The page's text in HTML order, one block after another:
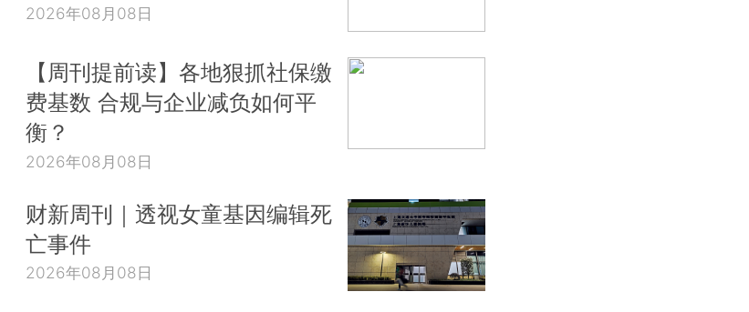
2026年08月08日
【周刊提前读】各地狠抓社保缴
费基数 合规与企业减负如何平
衡？
2026年08月08日
财新周刊｜透视女童基因编辑死
亡事件
2026年08月08日